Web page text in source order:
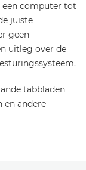
een computer tot
juiste
geen
uitleg over de
tabbladen
en andere